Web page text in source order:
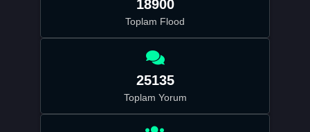
18900
Toplam Flood
25135
Toplam Yorum